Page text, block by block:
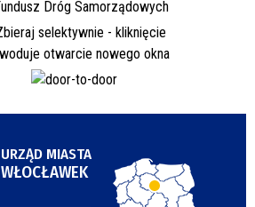
URZĄD MIASTA
WŁOCŁAWEK